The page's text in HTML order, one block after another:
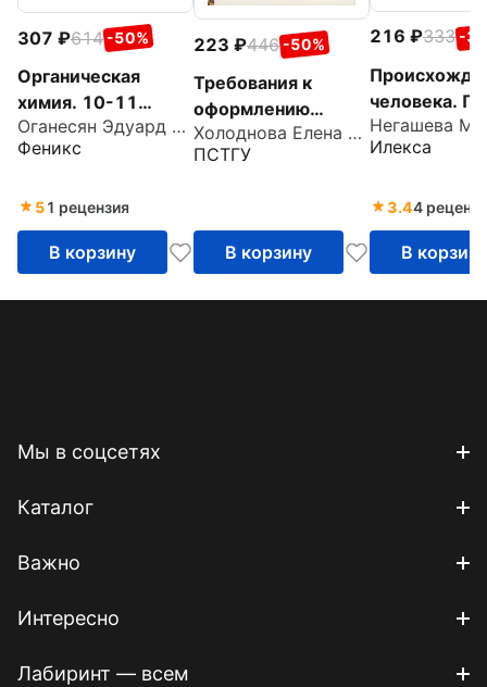
307 614 -50%
Органическая
химия. 10-11
классы
Оганесян Эдуард Тоникович
Феникс
51 рецензия
В корзину
223 446 -50%
Требования к
оформлению
пояснительных
записок к курсовой
квалификационной
работе
Холоднова Елена Владимировна
ПСТГУ
В корзину
216 333 -
человека.
сложном.
пособие
Илекса
3.44
В корзину
Мы в соцсетях
Каталог
Важно
Интересно
Лабиринт — всем